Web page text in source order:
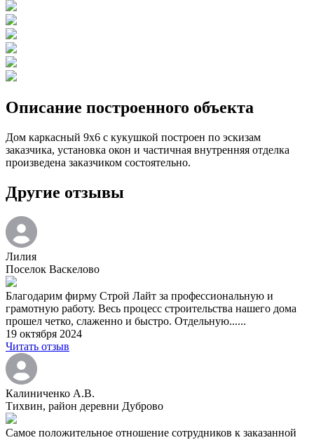
Описание построенного объекта
Дом каркасный 9х6 с кукушкой построен по эскизам
заказчика, установка окон и частичная внутренняя отделка
произведена заказчиком состоятельно.
Другие отзывы
Лилия
Поселок Васкелово
Благодарим фирму Строй Лайт за профессиональную и
грамотную работу. Весь процесс строительства нашего дома
прошел четко, слаженно и быстро. Отдельную......
19 октября 2024
Читать отзыв
Калиниченко А.В.
Тихвин, район деревни Дуброво
Самое положительное отношение сотрудников к заказанной